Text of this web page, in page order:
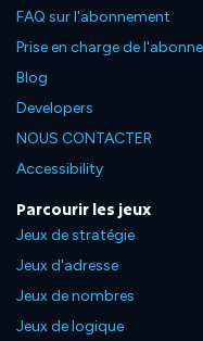
FAQ sur l'abonnement
Prise en charge de
Blog
Developers
NOUS CONTACTER
Accessibility
Parcourir les jeux
Jeux de stratégie
Jeux d'adresse
Jeux de nombres
Jeux de logique